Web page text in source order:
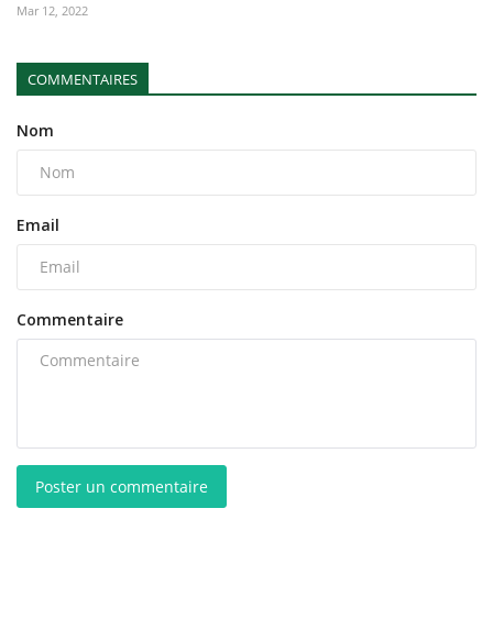
Mar 12, 2022
COMMENTAIRES
Nom
Email
Commentaire
Poster un commentaire